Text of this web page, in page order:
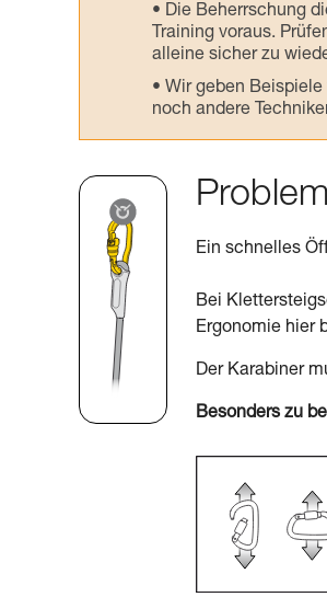
Die Beherrschung
Training voraus.
alleine sicher zu
Wir geben
noch andere
Ein schnelles
Bei
Ergonomie hier
Der Karabiner
Besonders zu